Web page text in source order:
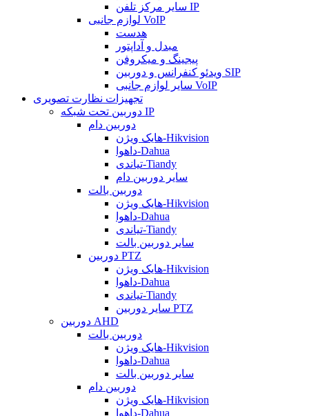
سایر مرکز تلفن IP
لوازم جانبی VoIP
هدست
مبدل و آداپتور
پیجینگ و میکروفن
ویدئو کنفرانس و دوربین SIP
سایر لوازم جانبی VoIP
تجهیزات نظارت تصویری
دوربین تحت شبکه IP
دوربین دام
هایک ویژن-Hikvision
داهوا-Dahua
تیاندی-Tiandy
سایر دوربین دام
دوربین بالت
هایک ویژن-Hikvision
داهوا-Dahua
تیاندی-Tiandy
سایر دوربین بالت
دوربین PTZ
هایک ویژن-Hikvision
داهوا-Dahua
تیاندی-Tiandy
سایر دوربین PTZ
دوربین AHD
دوربین بالت
هایک ویژن-Hikvision
داهوا-Dahua
سایر دوربین بالت
دوربین دام
هایک ویژن-Hikvision
داهوا-Dahua